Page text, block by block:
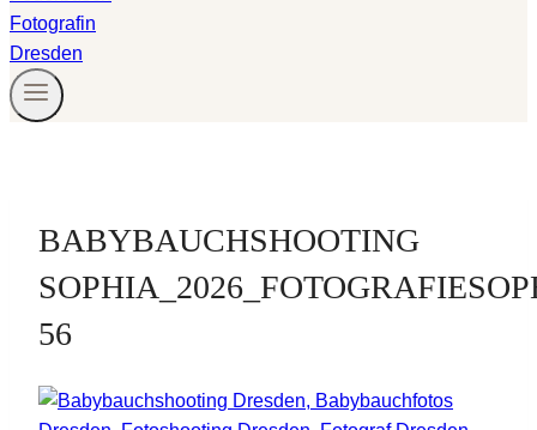
BABYBAUCHSHOOTING
56